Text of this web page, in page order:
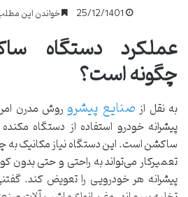
25/12/1401 خواندن این مطلب 7 دقیقه زمان
عملکرد دستگاه
چگونه است؟
به نقل ازصنایع پیشروروش مدرن
پیشرانه خودرو استفاده از دستگاه
ساکشن است. این دستگاه نیاز مکانیک به
تعمیرکار می‌تواند به راحتی و حتی
پیشرانه هر خودرویی را تعویض کند.